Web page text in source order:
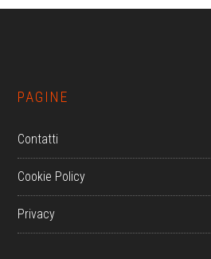
PAGINE
Contatti
Cookie Policy
Privacy